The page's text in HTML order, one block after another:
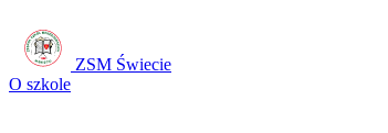
ZSM Świecie
O szkole